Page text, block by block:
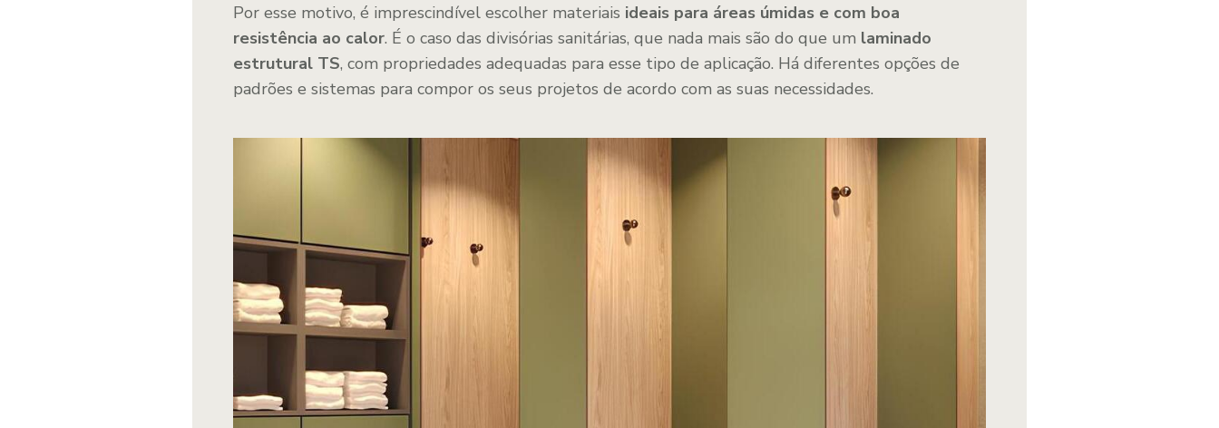
Por esse motivo, é imprescindível escolher materiais ideais para áreas úmidas e com boa
resistência ao calor. É o caso das divisórias sanitárias, que nada mais são do que um laminado
estrutural TS, com propriedades adequadas para esse tipo de aplicação. Há diferentes opções de
padrões e sistemas para compor os seus projetos de acordo com as suas necessidades.